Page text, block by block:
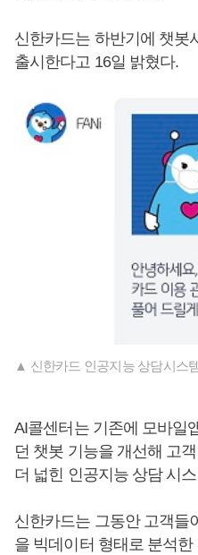
신한카드는 하반기에 챗봇
출시한다고 16일 밝혔다.
▲ 신한카드 인공지능 상담시스
AI콜센터는 기존에 모바일
던 챗봇 기능을 개선해 고
더 넓힌 인공지능 상담 시
신한카드는 그동안 고객들
을 빅데이터 형태로 분석